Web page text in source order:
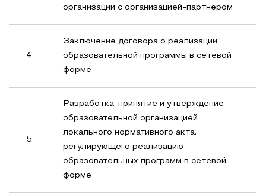
организации с организацией-партнером
4
Заключение договора о реализации
образовательной программы в сетевой
форме
5
Разработка, принятие и утверждение
образовательной организацией
локального нормативного акта,
регулирующего реализацию
образовательных программ в сетевой
форме